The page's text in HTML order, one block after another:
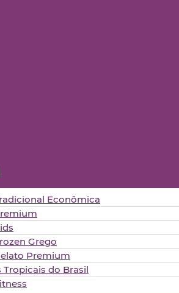
Econômica
Grego
Premium
Tropicais do Brasil